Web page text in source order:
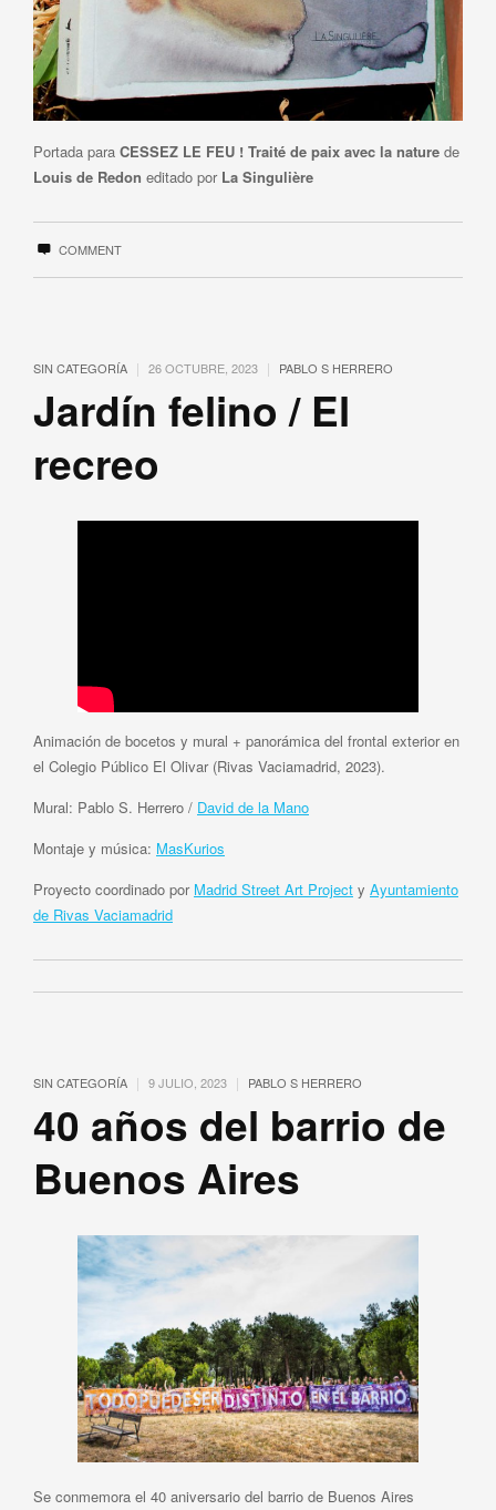
Portada para CESSEZ LE FEU ! Traité de paix avec la nature de
Louis de Redon editado por La Singulière
COMMENT
SIN CATEGORÍA | 26 OCTUBRE, 2023 | PABLO S HERRERO
Jardín felino / El
recreo
Animación de bocetos y mural + panorámica del frontal exterior en
el Colegio Público El Olivar (Rivas Vaciamadrid, 2023).
Mural: Pablo S. Herrero / David de la Mano
Montaje y música: MasKurios
Proyecto coordinado por Madrid Street Art Project y Ayuntamiento
de Rivas Vaciamadrid
SIN CATEGORÍA | 9 JULIO, 2023 | PABLO S HERRERO
40 años del barrio de
Buenos Aires
Se conmemora el 40 aniversario del barrio de Buenos Aires